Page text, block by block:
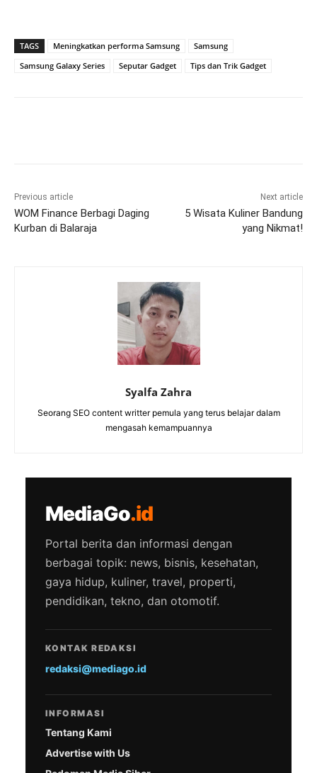
TAGS Meningkatkan performa Samsung
Samsung
Samsung Galaxy Series
Seputar Gadget Tips dan Trik Gadget
Previous article
WOM Finance Berbagi Daging
Kurban di Balaraja
Next article
5 Wisata Kuliner Bandung
yang Nikmat!
Syalfa Zahra
Seorang SEO content writter pemula yang terus belajar dalam
mengasah kemampuannya
MediaGo.id
Portal berita dan informasi dengan
berbagai topik: news, bisnis, kesehatan,
gaya hidup, kuliner, travel, properti,
pendidikan, tekno, dan otomotif.
KONTAK REDAKSI
redaksi@mediago.id
INFORMASI
Tentang Kami
Advertise with Us